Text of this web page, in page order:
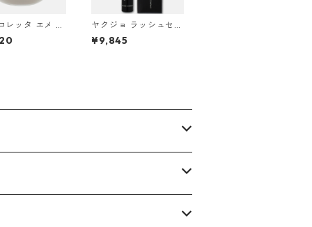
レッタ エメ ジ
＜スタイリ
ル＞
ヤクジョ ラッシュセラ
ム 7ml
¥9,845